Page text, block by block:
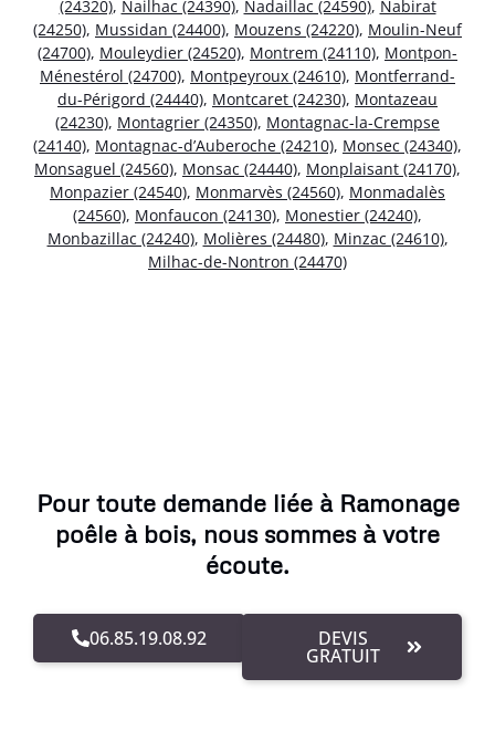
(24320), Nailhac (24390), Nadaillac (24590), Nabirat
(24250), Mussidan (24400), Mouzens (24220), Moulin-Neuf
(24700), Mouleydier (24520), Montrem (24110), Montpon-
Ménestérol (24700), Montpeyroux (24610), Montferrand-
du-Périgord (24440), Montcaret (24230), Montazeau
(24230), Montagrier (24350), Montagnac-la-Crempse
(24140), Montagnac-d’Auberoche (24210), Monsec (24340),
Monsaguel (24560), Monsac (24440), Monplaisant (24170),
Monpazier (24540), Monmarvès (24560), Monmadalès
(24560), Monfaucon (24130), Monestier (24240),
Monbazillac (24240), Molières (24480), Minzac (24610),
Milhac-de-Nontron (24470)
Pour toute demande liée à Ramonage
poêle à bois, nous sommes à votre
écoute.
06.85.19.08.92 DEVIS
GRATUIT